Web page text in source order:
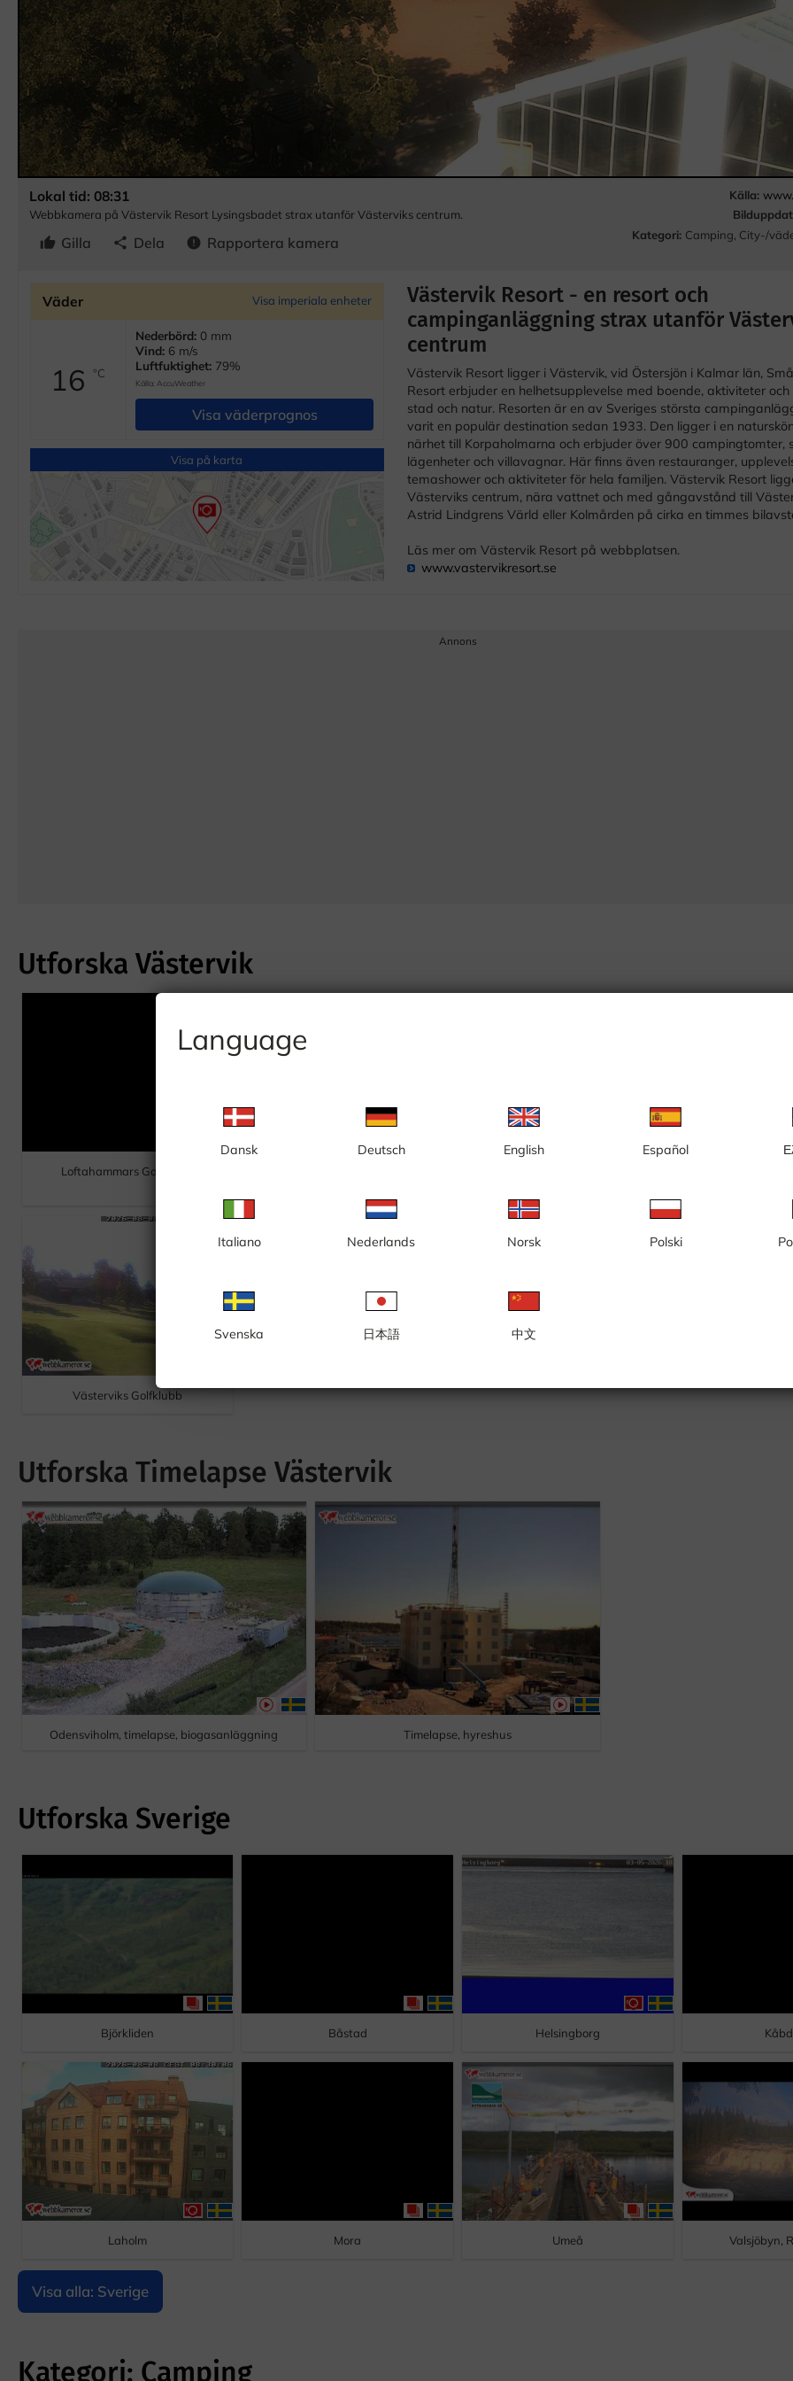
Language
Dansk Deutsch English Español
Italiano Nederlands Norsk Polski
Svenska 日本語 中文
Lokal tid: 08:31
Webbkamera på Västervik Resort Lysingsbadet strax utanför Västerviks centrum.
thumb_up Gilla share Dela error Rapportera kamera
Källa:
Kategori: Camping City-/
Väder Visa imperiala enheter
16°C
Nederbörd: 0 mm
Vind: 6 m/s
Luftfuktighet: 79%
Källa: AccuWeather
Visa väderprognos
Visa på karta
Västervik Resort - en resort och
campinganläggning strax utanför
centrum
Västervik Resort ligger i Västervik, vid Östersjön i Kalmar län,
Resort erbjuder en helhetsupplevelse med boende, aktiviteter
stad och natur. Resorten är en av Sveriges största
varit en populär destination sedan 1933. Den ligger i en
närhet till Korpaholmarna och erbjuder över 900 campingtomter,
lägenheter och villavagnar. Här finns även restauranger,
temashower och aktiviteter för hela familjen. Västervik Resort
Västerviks centrum, nära vattnet och med gångavstånd till
Astrid Lindgrens Värld eller Kolmården på cirka en timmes
Läs mer om Västervik Resort på webbplatsen.
www.vastervikresort.se
Annons
Utforska Västervik
Loftahammars Golfklubb
Västerviks Golfklubb
Utforska Timelapse Västervik
Odensviholm, timelapse, biogasanläggning Timelapse, hyreshus
Utforska Sverige
Björkliden Båstad Helsingborg
Laholm Mora Umeå Valsjöbyn,
Visa alla: Sverige
Kategori: Camping